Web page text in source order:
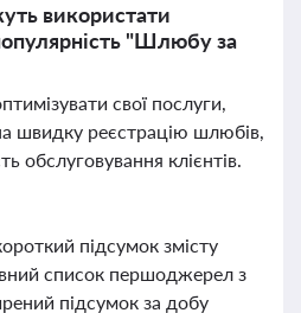
використати
"Шлюбу за
свої послуги,
швидку реєстрацію шлюбів,
обслуговування клієнтів.
підсумок змісту
список першоджерел з
підсумок за добу